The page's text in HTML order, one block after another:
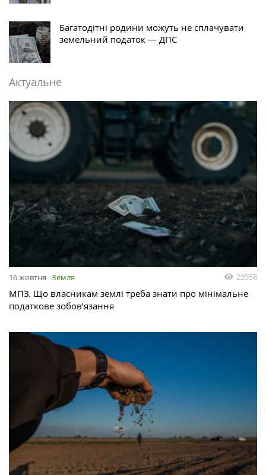
Багатодітні родини можуть не сплачувати
земельний податок — ДПС
Актуальне
16 жовтня Земля 29958
МПЗ. Що власникам землі треба знати про мінімальне
податкове зобов’язання